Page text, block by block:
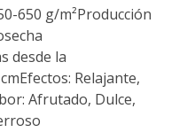
650 g/m²Producción
desde la
Relajante,
Afrutado, Dulce,